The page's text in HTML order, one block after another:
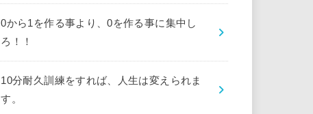
0から1を作る事より、0を作る事に集中し
ろ！！
10分耐久訓練をすれば、人生は変えられま
す。